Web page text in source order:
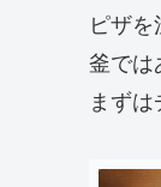
ピザ
釜では
まず